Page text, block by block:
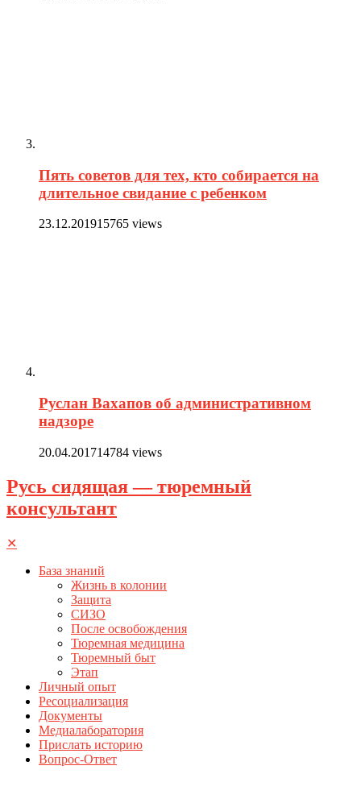
Пять советов для тех, кто собирается на
длительное свидание с ребенком
23.12.201915765 views
Руслан Вахапов об административном
надзоре
20.04.201714784 views
Русь сидящая — тюремный
консультант
✕
База знаний
Жизнь в колонии
Защита
СИЗО
После освобождения
Тюремная медицина
Тюремный быт
Этап
Личный опыт
Ресоциализация
Документы
Медиалаборатория
Прислать историю
Вопрос-Ответ